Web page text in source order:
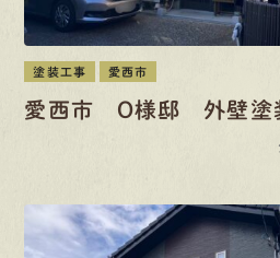
塗装工事 愛西市
愛西市 O様邸 外壁塗